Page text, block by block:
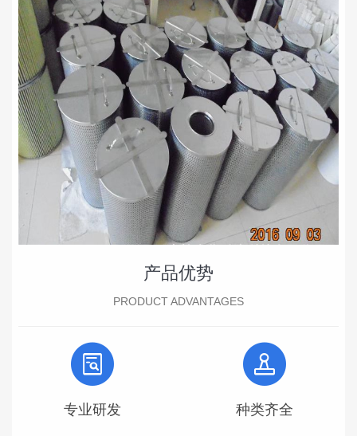
产品优势
PRODUCT ADVANTAGES
专业研发 种类齐全